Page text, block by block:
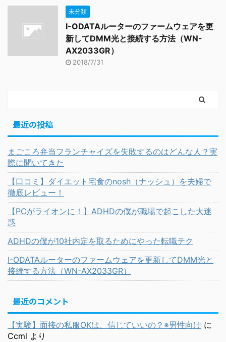
未分類
I-ODATAルーターのファームウェアを更
新してDMM光と接続する方法（WN-
AX2033GR）
2018/7/31
最近の投稿
まごころ弁当フランチャイズを失敗するのはどんな人？実
際に聞いてきた
【口コミ】ダイエット宅食のnosh（ナッシュ）を夫婦で
徹底レビュー！
【PCがライオンに！】ADHDの僕が職場で起こした大迷
惑
ADHDの僕が10社内定を取るためにやった転職テク
I-ODATAルーターのファームウェアを更新してDMM光と
接続する方法（WN-AX2033GR）
最近のコメント
【実験】面接の私服OKは、信じていいの？※男性向け に
Ccml より